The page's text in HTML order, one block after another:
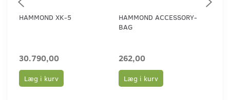
HAMMOND XK-5
30.790,00
Læg i kurv
HAMMOND ACCESSORY-
BAG
262,00
Læg i kurv